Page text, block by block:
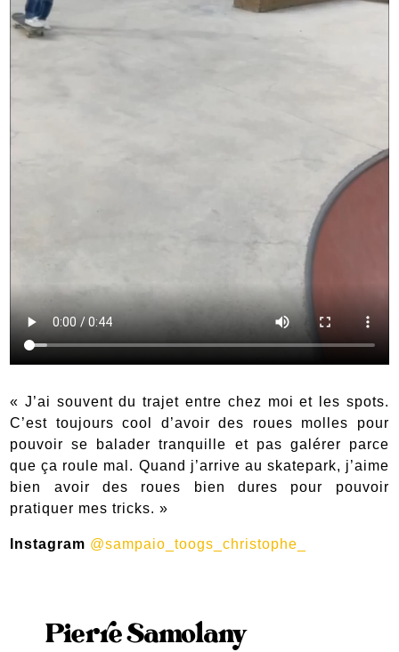
« J’ai souvent du trajet entre chez moi et les spots.
C’est toujours cool d’avoir des roues molles pour
pouvoir se balader tranquille et pas galérer parce
que ça roule mal. Quand j’arrive au skatepark, j’aime
bien avoir des roues bien dures pour pouvoir
pratiquer mes tricks. »
Instagram @sampaio_toogs_christophe_
Pierre Samolany